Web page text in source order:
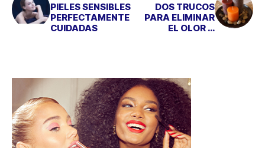
PIELES SENSIBLES
PERFECTAMENTE
CUIDADAS
DOS TRUCOS
PARA ELIMINAR
EL OLOR A